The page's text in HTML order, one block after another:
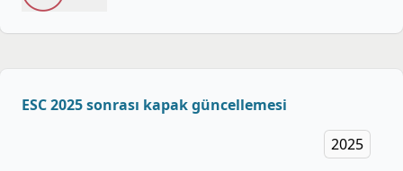
ESC 2025 sonrası kapak güncellemesi
2025